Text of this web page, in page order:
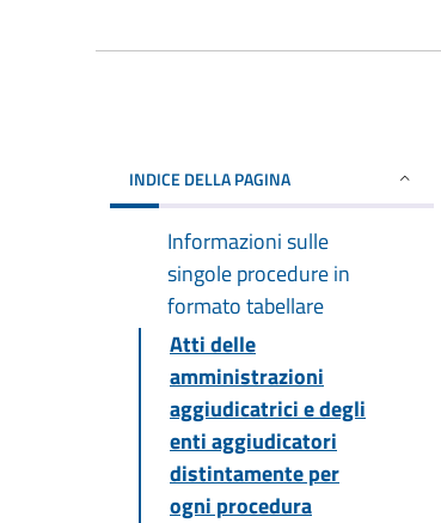
INDICE DELLA PAGINA
Informazioni sulle
singole procedure in
formato tabellare
Atti delle
amministrazioni
aggiudicatrici e degli
enti aggiudicatori
distintamente per
ogni procedura